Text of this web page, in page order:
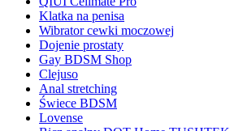
Klatka na penisa
Wibrator cewki moczowej
Dojenie prostaty
Gay BDSM Shop
Clejuso
Anal stretching
Świece BDSM
Lovense